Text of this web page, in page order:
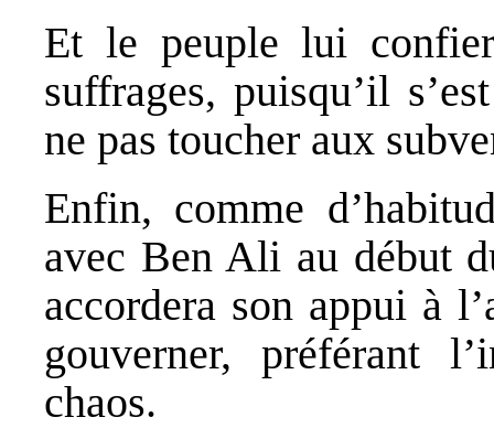
Et le peuple lui
suffrages, puisqu’il
ne pas toucher aux
Enfin, comme
avec Ben Ali au début
accordera son appui à
gouverner, préférant
chaos.